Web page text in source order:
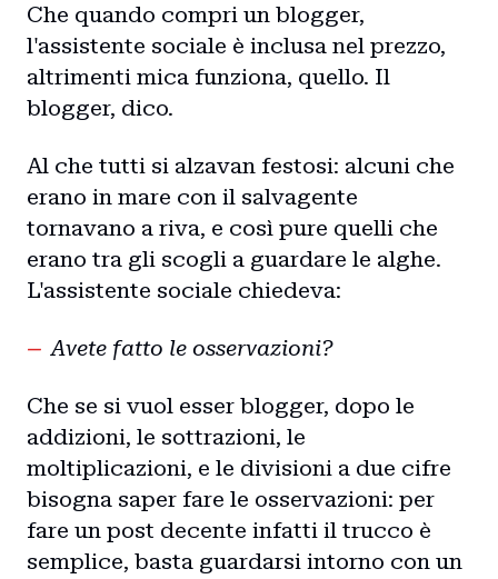
Che quando compri un blogger,
l'assistente sociale è inclusa nel prezzo,
altrimenti mica funziona, quello. Il
blogger, dico.
Al che tutti si alzavan festosi: alcuni che
erano in mare con il salvagente
tornavano a riva, e così pure quelli che
erano tra gli scogli a guardare le alghe.
L'assistente sociale chiedeva:
Avete fatto le osservazioni?
Che se si vuol esser blogger, dopo le
addizioni, le sottrazioni, le
moltiplicazioni, e le divisioni a due cifre
bisogna saper fare le osservazioni: per
fare un post decente infatti il trucco è
semplice, basta guardarsi intorno con un